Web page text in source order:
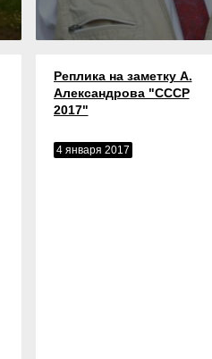
Реплика на заметку А.
Александрова "СССР
2017"
4 января 2017